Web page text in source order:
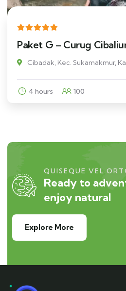
Paket G – Curug
Cibadak, Kec. Sukamakmur,
4 hours 100
QUISEQUE VEL
Ready to
enjoy natural
Explore More